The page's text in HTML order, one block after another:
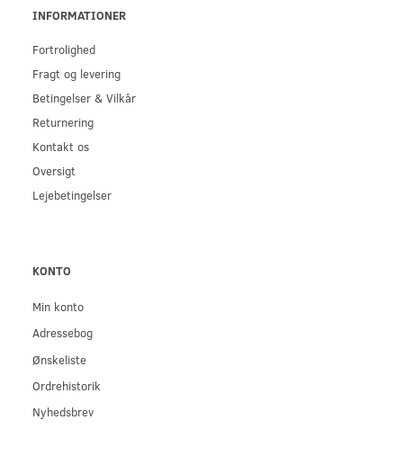
INFORMATIONER
Fortrolighed
Fragt og levering
Betingelser & Vilkår
Returnering
Kontakt os
Oversigt
Lejebetingelser
KONTO
Min konto
Adressebog
Ønskeliste
Ordrehistorik
Nyhedsbrev